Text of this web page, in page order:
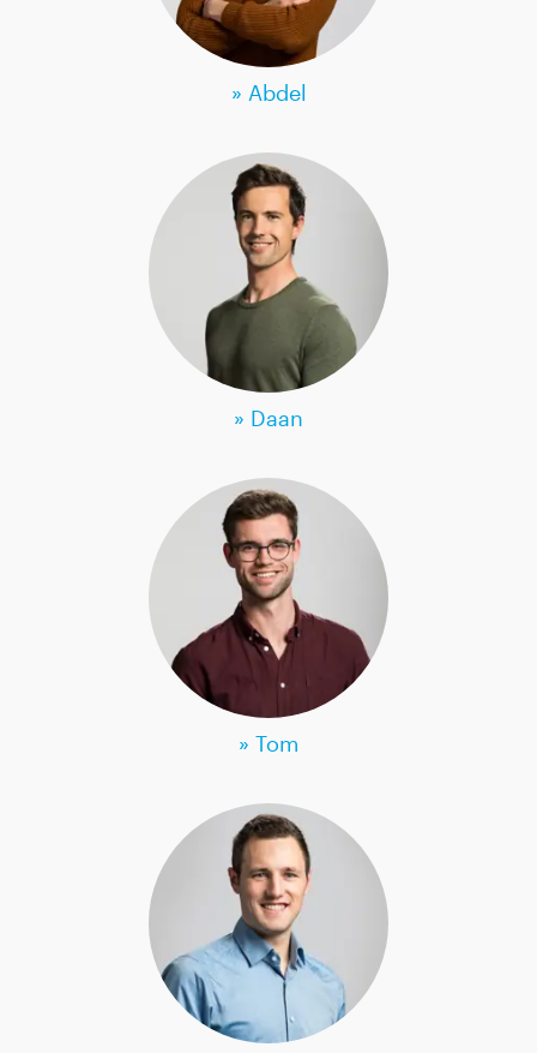
» Abdel
» Daan
» Tom